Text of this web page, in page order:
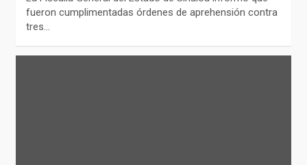
fueron cumplimentadas órdenes de aprehensión contra
tres…